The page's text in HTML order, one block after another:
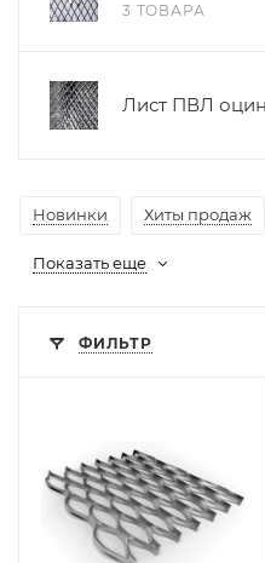
3 ТОВАРА
Лист ПВЛ
Новинки Хиты продаж
Показать еще
ФИЛЬТР